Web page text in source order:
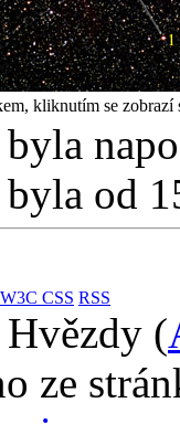
kliknutím se zobrazí
byla
byla od
W3C CSS RSS
Hvězdy (
ze